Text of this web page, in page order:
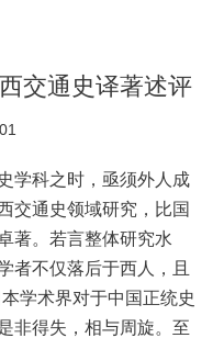
交通史译著述评
学科之时，亟须外人成
交通史领域研究，比国
著。若言整体研究水
者不仅落后于西人，且
学术界对于中国正统史
非得失，相与周旋。至